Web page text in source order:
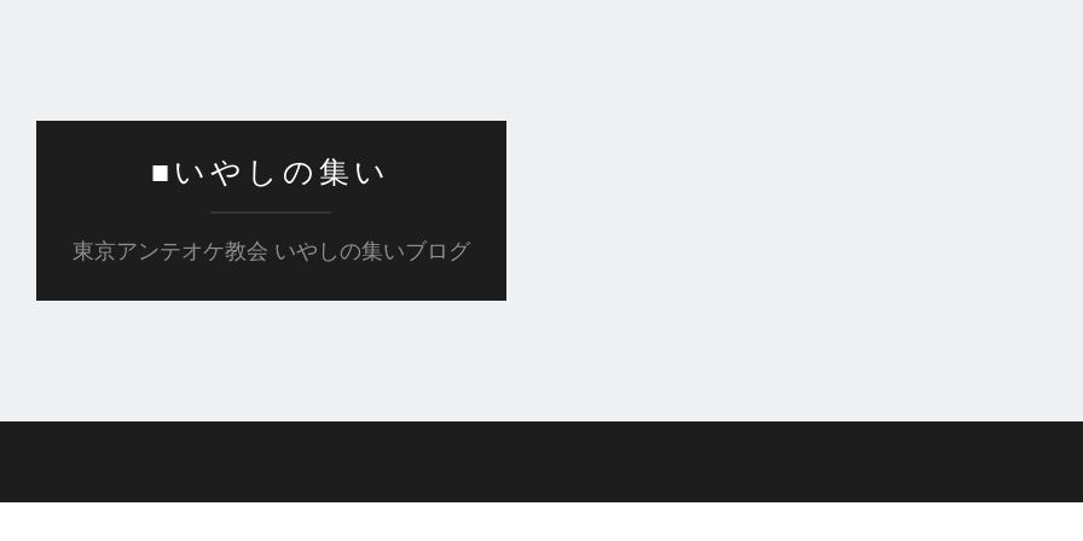
■いやしの集い
東京アンテオケ教会 いやしの集いブログ